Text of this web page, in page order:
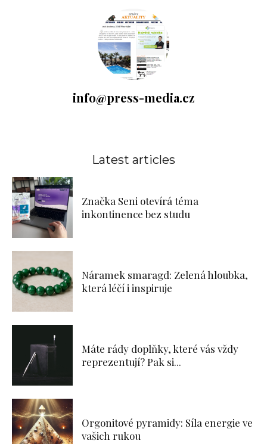
info@press-media.cz
Latest articles
Značka Seni otevírá téma
inkontinence bez studu
Náramek smaragd: Zelená hloubka,
která léčí i inspiruje
Máte rády doplňky, které vás vždy
reprezentují? Pak si...
Orgonitové pyramidy: Síla energie ve
vašich rukou